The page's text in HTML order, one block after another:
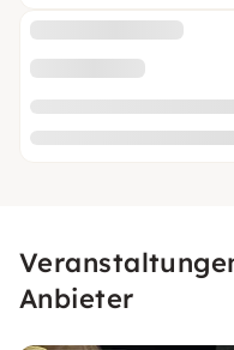
Anbieter